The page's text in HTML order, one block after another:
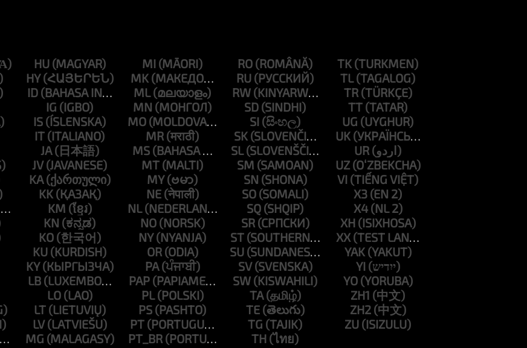
HU
HY
ID
IG
IS
IT
JA
JV
KA
KK
KM
KN
KO
KU
KY
LB
LO
LT
LV
MG
MI
MK
ML
MN
MO
MR
MS
MT
MY
NE
NL
NO
NY
OR
PA
PAP
PL
PS
PT
PT_BR
RO
RU
RW
SD
SI
SK
SL
SM
SN
SO
SQ
SR
ST
SU
SV
SW
TA
TE
TG
TH
TK
TL
TR
TT
UG
UK
UR
UZ
VI
X3
X4
XH
XX
YAK
YI
YO
ZH1
ZH2
ZU